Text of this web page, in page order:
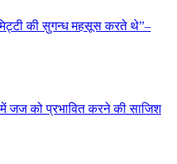
मिट्टी की सुगन्ध महसूस करते थे”–
जज को प्रभावित करने की साजिश